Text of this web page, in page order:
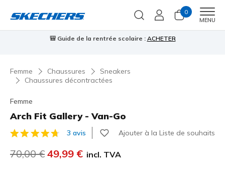
0
MENU
Skechers VIP :retours sous 45 jours pour les membres
Femme Chaussures
Sneakers
Chaussures décontractées
Femme
Arch Fit Gallery - Van-Go
Évaluation client 4,5 sur 5
3 avis Ajouter à la Liste de souhaits
Prix réduit de
70,00 € à
49,99 € incl. TVA